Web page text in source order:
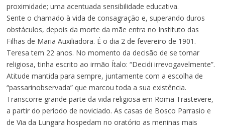
proximidade; uma acentuada sensibilidade educativa.
Sente o chamado à vida de consagração e, superando duros
obstáculos, depois da morte da mãe entra no Instituto das
Filhas de Maria Auxiliadora. É o dia 2 de fevereiro de 1901.
Teresa tem 22 anos. No momento da decisão de se tornar
religiosa, tinha escrito ao irmão Ítalo: “Decidi irrevogavelmente”.
Atitude mantida para sempre, juntamente com a escolha de
“passarinobservada” que marcou toda a sua existência.
Transcorre grande parte da vida religiosa em Roma Trastevere,
a partir do período de noviciado. As casas de Bosco Parrasio e
de Via da Lungara hospedam no oratório as meninas mais